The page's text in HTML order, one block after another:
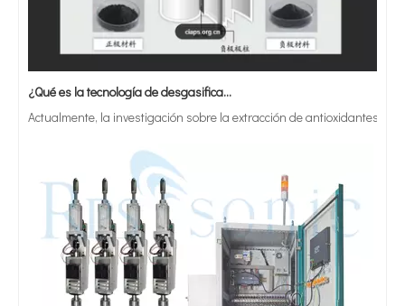
Sistema de sellado ultrasónico de la soldadora del soldador ultrasónico para el embalaje del té del paquete de la bolsa
¿Qué es la tecnología de desgasificación de lodos de baterías ultrasónicas?
Actualmente, la investigación sobre la extracción de antioxidantes y